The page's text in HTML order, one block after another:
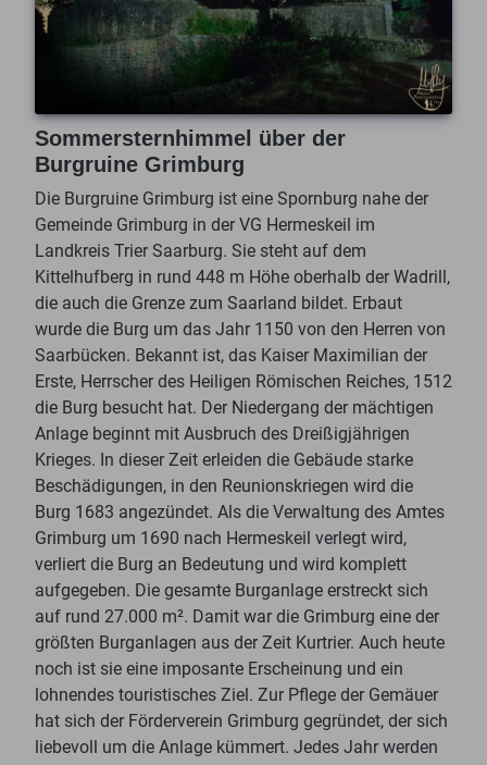
Sommersternhimmel über der
Burgruine Grimburg
Die Burgruine Grimburg ist eine Spornburg nahe der
Gemeinde Grimburg in der VG Hermeskeil im
Landkreis Trier Saarburg. Sie steht auf dem
Kittelhufberg in rund 448 m Höhe oberhalb der Wadrill,
die auch die Grenze zum Saarland bildet. Erbaut
wurde die Burg um das Jahr 1150 von den Herren von
Saarbücken. Bekannt ist, das Kaiser Maximilian der
Erste, Herrscher des Heiligen Römischen Reiches, 1512
die Burg besucht hat. Der Niedergang der mächtigen
Anlage beginnt mit Ausbruch des Dreißigjährigen
Krieges. In dieser Zeit erleiden die Gebäude starke
Beschädigungen, in den Reunionskriegen wird die
Burg 1683 angezündet. Als die Verwaltung des Amtes
Grimburg um 1690 nach Hermeskeil verlegt wird,
verliert die Burg an Bedeutung und wird komplett
aufgegeben. Die gesamte Burganlage erstreckt sich
auf rund 27.000 m². Damit war die Grimburg eine der
größten Burganlagen aus der Zeit Kurtrier. Auch heute
noch ist sie eine imposante Erscheinung und ein
lohnendes touristisches Ziel. Zur Pflege der Gemäuer
hat sich der Förderverein Grimburg gegründet, der sich
liebevoll um die Anlage kümmert. Jedes Jahr werden